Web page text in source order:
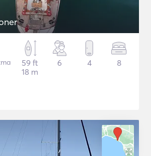
59 ft
18 m
6 4 8